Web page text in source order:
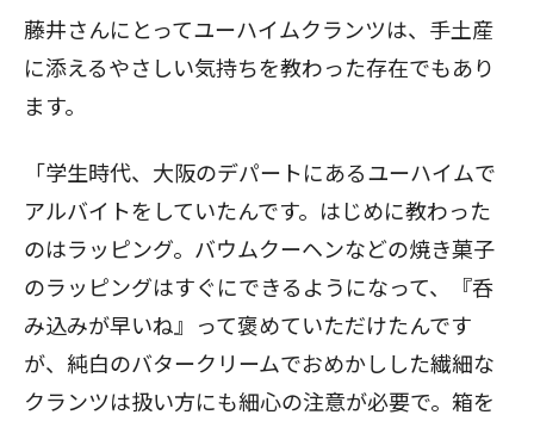
藤井さんにとってユーハイムクランツは、手土産
に添えるやさしい気持ちを教わった存在でもあり
ます。
「学生時代、大阪のデパートにあるユーハイムで
アルバイトをしていたんです。はじめに教わった
のはラッピング。バウムクーヘンなどの焼き菓子
のラッピングはすぐにできるようになって、『呑
み込みが早いね』って褒めていただけたんです
が、純白のバタークリームでおめかしした繊細な
クランツは扱い方にも細心の注意が必要で。箱を